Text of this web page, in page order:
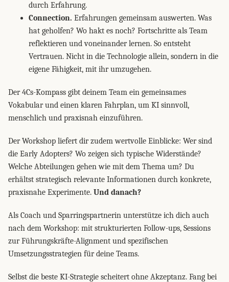
durch Erfahrung.
Connection. Erfahrungen gemeinsam auswerten. Was
hat geholfen? Wo hakt es noch? Fortschritte als Team
reflektieren und voneinander lernen. So entsteht
Vertrauen. Nicht in die Technologie allein, sondern in die
eigene Fähigkeit, mit ihr umzugehen.
Der 4Cs-Kompass gibt deinem Team ein gemeinsames
Vokabular und einen klaren Fahrplan, um KI sinnvoll,
menschlich und praxisnah einzuführen.
Der Workshop liefert dir zudem wertvolle Einblicke: Wer sind
die Early Adopters? Wo zeigen sich typische Widerstände?
Welche Abteilungen gehen wie mit dem Thema um? Du
erhältst strategisch relevante Informationen durch konkrete,
praxisnahe Experimente. Und danach?
Als Coach und Sparringspartnerin unterstütze ich dich auch
nach dem Workshop: mit strukturierten Follow-ups, Sessions
zur Führungskräfte-Alignment und spezifischen
Umsetzungsstrategien für deine Teams.
Selbst die beste KI-Strategie scheitert ohne Akzeptanz. Fang bei